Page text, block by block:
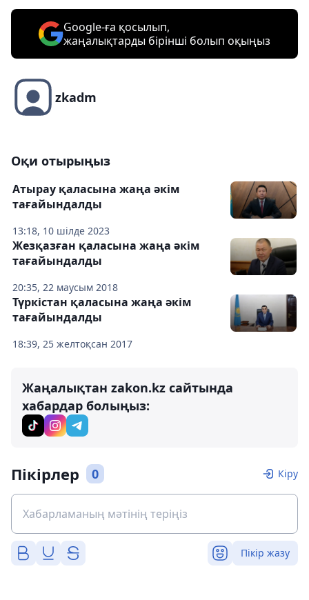
Google-ға қосылып,
жаңалықтарды бірінші болып оқыңыз
zkadm
Оқи отырыңыз
13:18, 10 шілде 2023
Атырау қаласына жаңа әкім
тағайындалды
20:35, 22 маусым 2018
Жезқазған қаласына жаңа әкім
тағайындалды
18:39, 25 желтоқсан 2017
Түркістан қаласына жаңа әкім
тағайындалды
Жаңалықтан zakon.kz сайтында
хабардар болыңыз:
Пікірлер 0 Кіру
Пікір жазу